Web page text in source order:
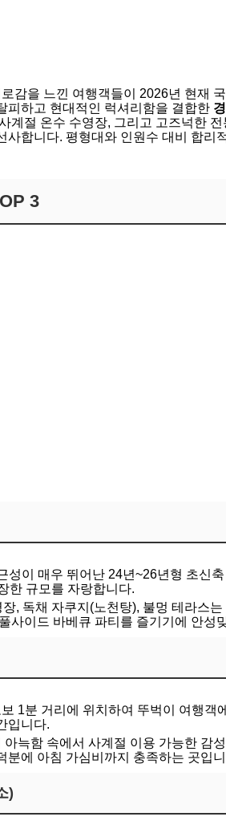
감을 느낀 여행객들이 2026년 현재
피하고 현대적인 럭셔리함을 결합한
절 온수 수영장, 그리고 고즈넉한 전
합니다. 평형대와 인원수 대비 합리
3
이 매우 뛰어난 24년~26년형 초신
한 규모를 자랑합니다.
, 독채 자쿠지(노천탕), 불멍 테라스
사이드 바베큐 파티를 즐기기에 안성
1분 거리에 위치하여 뚜벅이 여행객
입니다.
늑함 속에서 사계절 이용 가능한 감
분에 아침 가심비까지 충족하는 곳입
)